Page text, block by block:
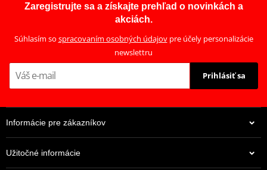
Zaregistrujte sa a získajte prehľad o novinkách a
akciách.
Súhlasím so spracovaním osobných údajovpre účely personalizácie
newslettru
Prihlásiť sa
Informácie pre zákazníkov
Užitočné informácie